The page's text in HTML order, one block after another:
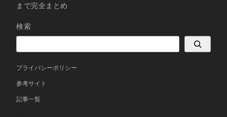
まで完全まとめ
検索
プライバシーポリシー
参考サイト
記事一覧